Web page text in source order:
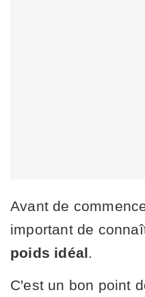
Avant de
important de
poids idéal
C'est un bon point